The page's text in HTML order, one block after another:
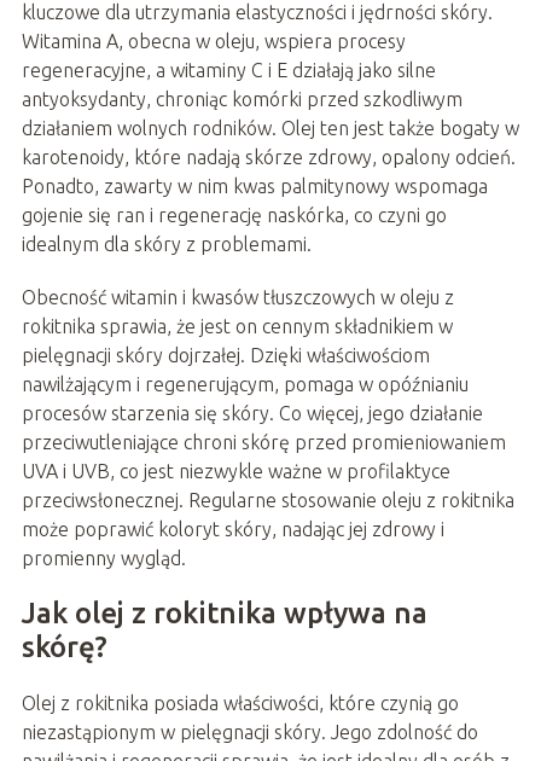
kluczowe dla utrzymania elastyczności i jędrności skóry.
Witamina A, obecna w oleju, wspiera procesy
regeneracyjne, a witaminy C i E działają jako silne
antyoksydanty, chroniąc komórki przed szkodliwym
działaniem wolnych rodników. Olej ten jest także bogaty w
karotenoidy, które nadają skórze zdrowy, opalony odcień.
Ponadto, zawarty w nim kwas palmitynowy wspomaga
gojenie się ran i regenerację naskórka, co czyni go
idealnym dla skóry z problemami.
Obecność witamin i kwasów tłuszczowych w oleju z
rokitnika sprawia, że jest on cennym składnikiem w
pielęgnacji skóry dojrzałej. Dzięki właściwościom
nawilżającym i regenerującym, pomaga w opóźnianiu
procesów starzenia się skóry. Co więcej, jego działanie
przeciwutleniające chroni skórę przed promieniowaniem
UVA i UVB, co jest niezwykle ważne w profilaktyce
przeciwsłonecznej. Regularne stosowanie oleju z rokitnika
może poprawić koloryt skóry, nadając jej zdrowy i
promienny wygląd.
Jak olej z rokitnika wpływa na
skórę?
Olej z rokitnika posiada właściwości, które czynią go
niezastąpionym w pielęgnacji skóry. Jego zdolność do